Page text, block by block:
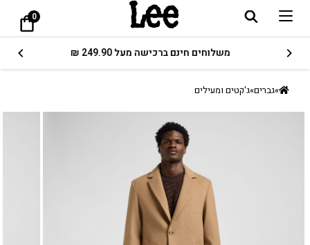
0
משלוחים חינם ברכישה מעל 249.90 ₪
»גברים»ג'קטים ומעילים